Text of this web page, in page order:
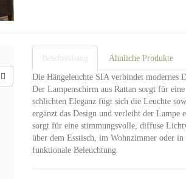
Beschreibung Ähnliche Produkte
Die Hängeleuchte SIA verbindet
Der Lampenschirm aus Rattan sorgt für
schlichten Eleganz fügt sich die Leuchte
ergänzt das Design und verleiht der Lampe
sorgt für eine stimmungsvolle, diffuse
über dem Esstisch, im Wohnzimmer oder
funktionale Beleuchtung.